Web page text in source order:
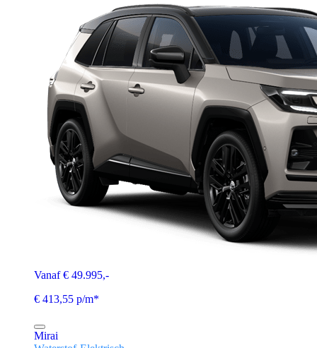
Vanaf € 49.995,-
€ 413,55 p/m*
Mirai